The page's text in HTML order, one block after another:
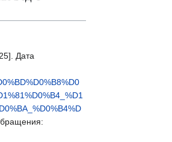
Дата